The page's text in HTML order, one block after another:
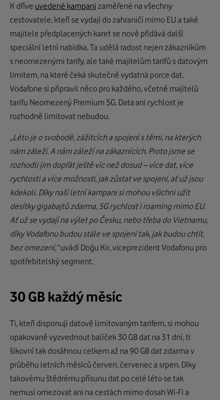
K dříve uvedené kampani zaměřené na všechny
cestovatele, kteří se vydají do zahraničí mimo EU a také
majitele předplacených karet se nově přidává další
speciální letní nabídka. Ta udělá radost nejen zákazníkům
s neomezenými tarify, ale také majitelům tarifů s datovým
limitem, na které čeká skutečně vydatná porce dat.
Vodafone si připravil něco pro každého, včetně majitelů
tarifu Neomezený Premium 5G. Data ani rychlost je
rozhodně limitovat nebudou.
„Léto je o svobodě, zážitcích a spojení s těmi, na kterých
nám záleží. A nám záleží na zákaznících. Proto jsme se
rozhodli jim dopřát ještě víc než dosud – více dat, více
rychlosti a více možností, jak zůstat ve spojení, ať už jsou
kdekoli. Díky naší letní kampani si mohou všichni užít
desítky gigabajtů zdarma, 5G rychlost i roaming mimo EU.
Ať už se vydají na výlet po Česku, nebo třeba do Vietnamu,
díky Vodafonu budou stále ve spojení tak, jak budou chtít,
bez omezení,“uvádí Doğu Kir, viceprezident Vodafonu pro
spotřebitelský segment.
30 GB každý měsíc
Ti, kteří disponují datově limitovaným tarifem, si mohou
opakovaně vyzvednout balíček 30 GB dat na 31 dní, ti
šikovní tak dosáhnou celkem až na 90 GB dat zdarma v
průběhu letních měsíců červen, červenec a srpen. Díky
takovému štědrému přísunu dat po celé léto se tak
nemusí omezovat ani na cestách mimo dosah Wi-Fi a